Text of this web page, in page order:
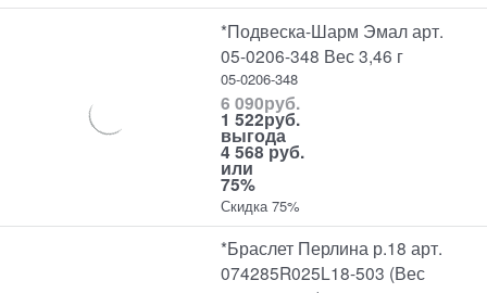
*Подвеска-Шарм Эмал арт.
05-0206-348 Вес 3,46 г
05-0206-348
6 090руб.
1 522руб.
выгода
4 568 руб.
или
75%
Скидка 75%
*Браслет Перлина р.18 арт.
074285R025L18-503 (Вес